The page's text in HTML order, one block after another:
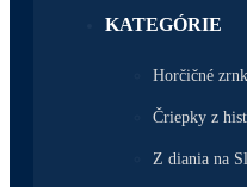
KATEGÓRIE
Horčičné
Čriepky z
Z diania na